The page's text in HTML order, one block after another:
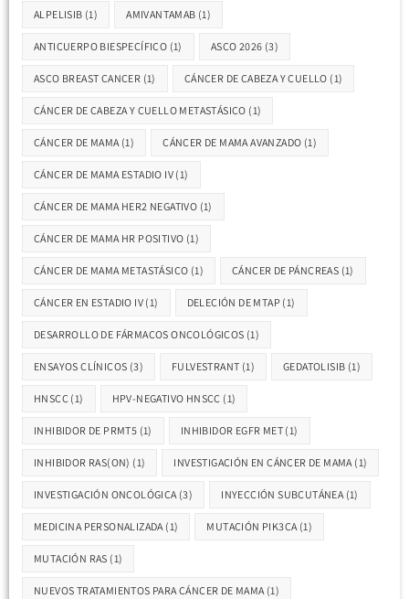
ALPELISIB (1) AMIVANTAMAB (1)
ANTICUERPO BIESPECÍFICO (1) ASCO 2026 (3)
ASCO BREAST CANCER (1) CÁNCER DE CABEZA Y CUELLO (1)
CÁNCER DE CABEZA Y CUELLO METASTÁSICO (1)
CÁNCER DE MAMA(1) CÁNCER DE MAMA AVANZADO (1)
CÁNCER DE MAMA ESTADIO IV (1)
CÁNCER DE MAMA HER2 NEGATIVO (1)
CÁNCER DE MAMA HR POSITIVO (1)
CÁNCER DE MAMA METASTÁSICO (1) CÁNCER DE PÁNCREAS (1)
CÁNCER EN ESTADIO IV (1) DELECIÓN DE MTAP (1)
DESARROLLO DE FÁRMACOS ONCOLÓGICOS (1)
ENSAYOS CLÍNICOS (3) FULVESTRANT (1) GEDATOLISIB (1)
HNSCC (1) HPV-NEGATIVO HNSCC (1)
INHIBIDOR DE PRMT5 (1) INHIBIDOR EGFR MET (1)
INHIBIDOR RAS(ON) (1) INVESTIGACIÓN EN CÁNCER DE MAMA(1)
INVESTIGACIÓN ONCOLÓGICA(3) INYECCIÓN SUBCUTÁNEA(1)
MEDICINA PERSONALIZADA(1) MUTACIÓN PIK3CA(1)
MUTACIÓN RAS (1)
NUEVOS TRATAMIENTOS PARA CÁNCER DE MAMA(1)